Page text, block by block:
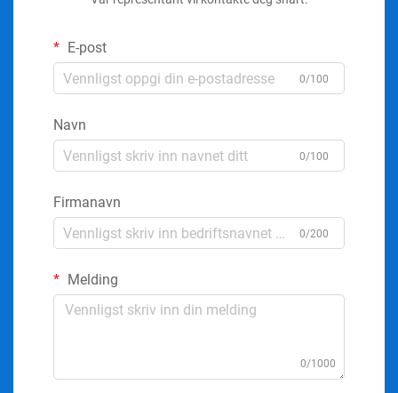
E-post
0/100
Navn
0/100
Firmanavn
0/200
Melding
0/1000